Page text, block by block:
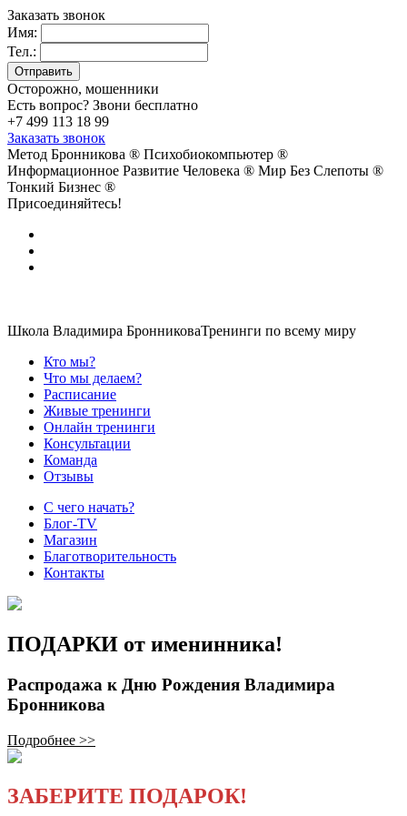
Заказать звонок
Имя:
Тел.:
Осторожно, мошенники
Есть вопрос? Звони бесплатно
+7 499 113 18 99
Заказать звонок
Метод Бронникова ® Психобиокомпьютер ®
Информационное Развитие Человека ® Мир Без Слепоты ®
Тонкий Бизнес ®
Присоединяйтесь!
Школа Владимира БронниковаТренинги по всему миру
Кто мы?
Что мы делаем?
Расписание
Живые тренинги
Онлайн тренинги
Консультации
Команда
Отзывы
С чего начать?
Блог-TV
Магазин
Благотворительность
Контакты
ПОДАРКИ от именинника!
Распродажа к Дню Рождения Владимира
Бронникова
Подробнее >>
ЗАБЕРИТЕ ПОДАРОК!